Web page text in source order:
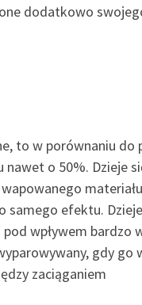
dodatkowo
to w porównaniu
o 50%. Dzieje
samego efektu.
wpływem
gdy go
zaciąganiem